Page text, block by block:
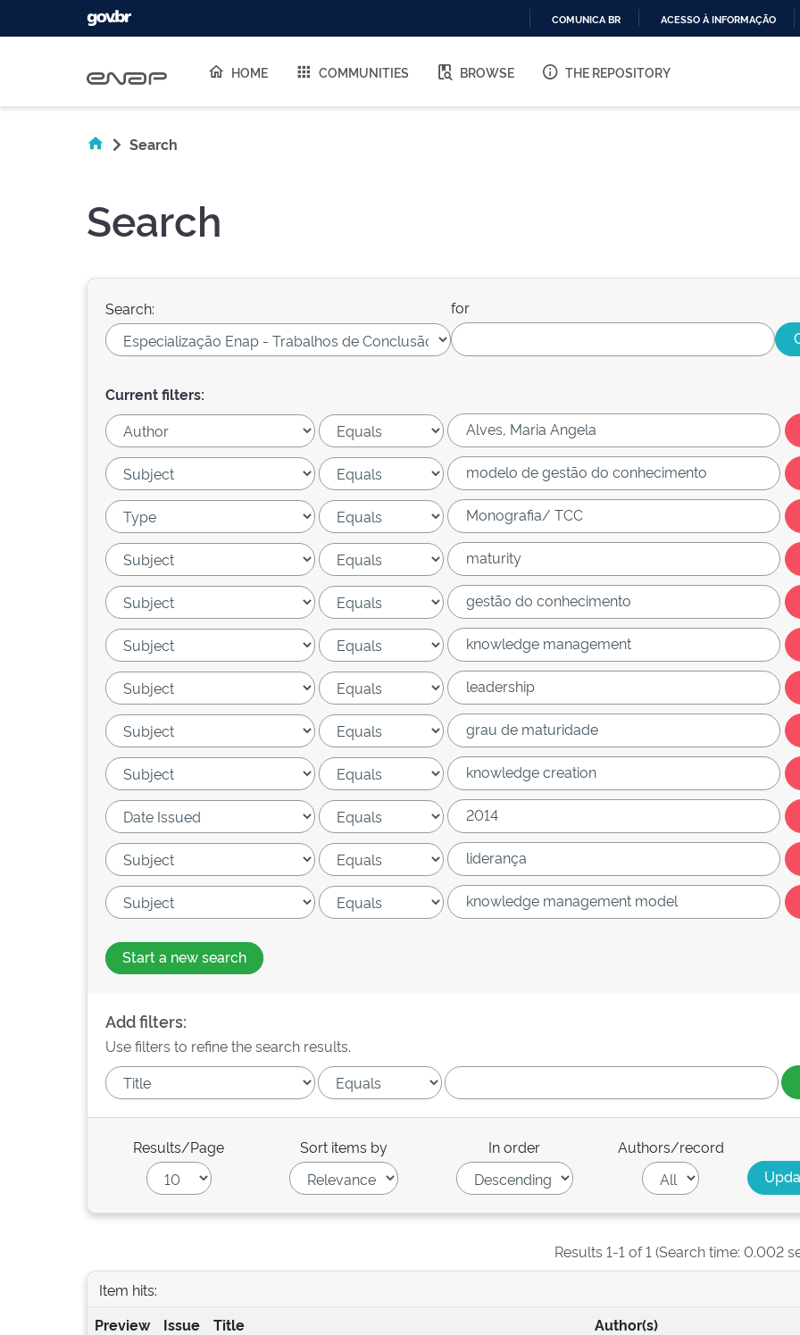
O
COMUNICA BR ACESSO À INFORMAÇÃO
HOME COMMUNITIES BROWSE THE REPOSITORY
Search
Search
Search: for
Current filters:
Start a new search
Add filters:
Use filters to refine the search results.
Results/Page Sort items by In order Authors/record
Results 1-1 of 1 (Search time: 0.002
Item hits:
Preview
Issue
Title Author(s)